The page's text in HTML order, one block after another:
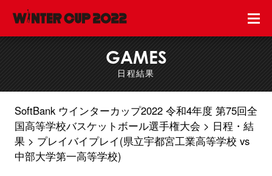
GAMES
日程結果
SoftBank ウインターカップ2022 令和4年度 第75回全
国高等学校バスケットボール選手権大会
日程・結
果
プレイバイプレイ(県立宇都宮工業高等学校 vs
中部大学第一高等学校)